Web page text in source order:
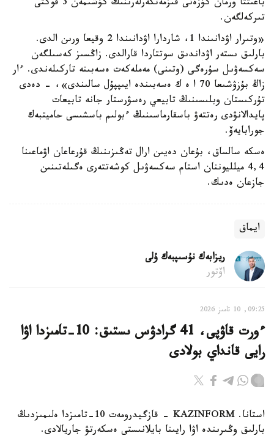
باعىتتا ورمان كۇزەتى قىزمەتكەرلەرىنىڭ كۇشىمەن 3 فوكتى
تىركەلگەن.
«وتىرار اۋدانىندا 1، شاردارا اۋدانىندا 2 وقيعا ورىن الدى.
بارلىق ىستەر اۋداندىق سوتتاردا قارالدى. زاڭسىز كەسىلگەن
سەكسەۋىل سۇرەگى (وتىنى) مەملەكەت ەسەبىنە تاركىلەندى. ءار
زاڭ بۇزۋشىعا 70 ا ە ك ەسەبىندە ايىپپۇل سالىندى»، - دەدى
تۇركىستان وبلىسىنىڭ تابيعي رەسۋرستار جانە تابيعات
پايدالانۋدى رەتتەۋ باسقارماسىنىڭ ءبولىم باسشىسى حاميتبەك
جورابايەۆ.
ەسكە سالساق، بۇعان دەيىن ارال تەڭىزىنىڭ قۇرعاعان اۋماعىنا
4,4 ميلليوننان استام سەكسەۋىل كوشەتتەرى ەگىلەتىنىن
جازعان ەدىك.
ايماق
ريزابەك نۇسىپبەك ۇلى
اۆتور
09:25, 10 تامىز 2026
ءورت قاۋپى، 41 گرادۋس ىستىق: 10-تامىزدا اۋا
رايى قانداي بولادى
استانا. KAZINFORM - قازگيدرومەت 10-تامىزدا ەلىمىزدىڭ
بارلىق وڭىرىندە اۋا رايىنا بايلانىستى ەسكەرتۋ جاريالادى.